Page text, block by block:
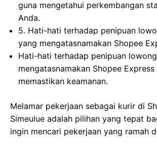
guna mengetahui perkembangan
Anda.
5. Hati-hati terhadap penipuan
yang mengatasnamakan Shopee
Hati-hati terhadap penipuan
mengatasnamakan Shopee
memastikan keamanan.
Melamar pekerjaan sebagai kurir di
Simeulue adalah pilihan yang tepat
ingin mencari pekerjaan yang ramah